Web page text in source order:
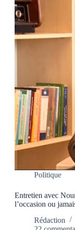
Politique
Entretien avec
l’occasion ou
Rédaction